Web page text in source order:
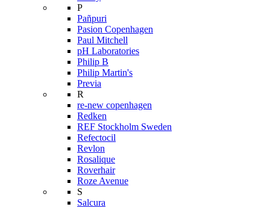
P
Pañpuri
Pasion Copenhagen
Paul Mitchell
pH Laboratories
Philip B
Philip Martin's
Previa
R
re-new copenhagen
Redken
REF Stockholm Sweden
Refectocil
Revlon
Rosalique
Roverhair
Roze Avenue
S
Salcura